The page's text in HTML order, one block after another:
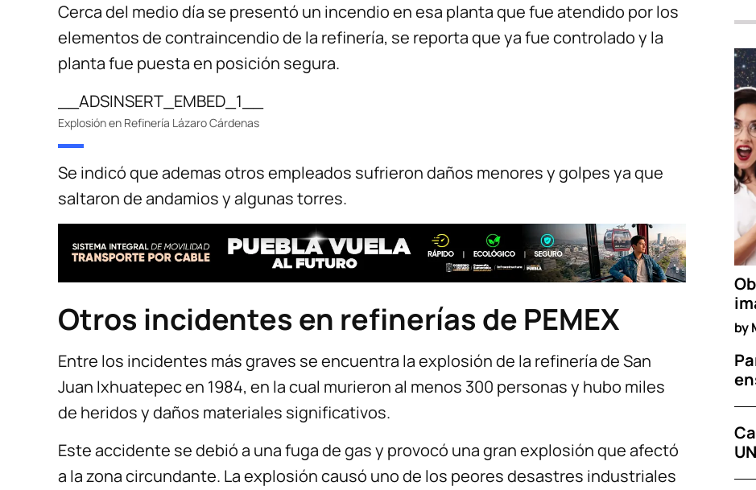
Cerca del medio día se presentó un incendio en esa planta que fue atendido por los
elementos de contraincendio de la refinería, se reporta que ya fue controlado y la
planta fue puesta en posición segura.
__ADSINSERT_EMBED_1__
Explosión en Refinería Lázaro Cárdenas
Se indicó que ademas otros empleados sufrieron daños menores y golpes ya que
saltaron de andamios y algunas torres.
Otros incidentes en refinerías de PEMEX
Entre los incidentes más graves se encuentra la explosión de la refinería de San
Juan Ixhuatepec en 1984, en la cual murieron al menos 300 personas y hubo miles
de heridos y daños materiales significativos.
Este accidente se debió a una fuga de gas y provocó una gran explosión que afectó
a la zona circundante. La explosión causó uno de los peores desastres industriales
by